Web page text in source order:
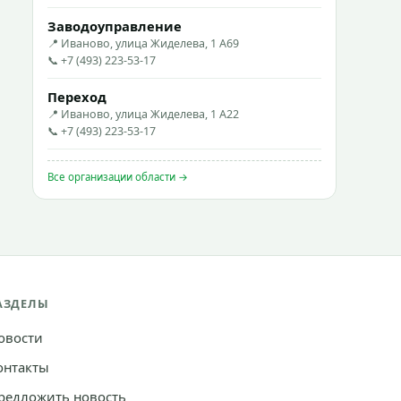
Заводоуправление
📍 Иваново, улица Жиделева, 1 А69
📞 +7 (493) 223-53-17
Переход
📍 Иваново, улица Жиделева, 1 А22
📞 +7 (493) 223-53-17
Все организации области →
новость